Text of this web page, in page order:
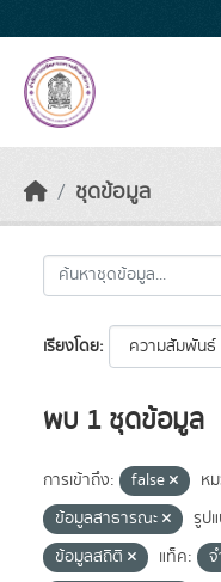
ชุดข้อมูล
เรียงโดย
พบ 1 ชุดข้อมูล
การเข้าถึง: false
ห
ข้อมูลสาธารณะ
รูป
ข้อมูลสถิติ
แท็ค: